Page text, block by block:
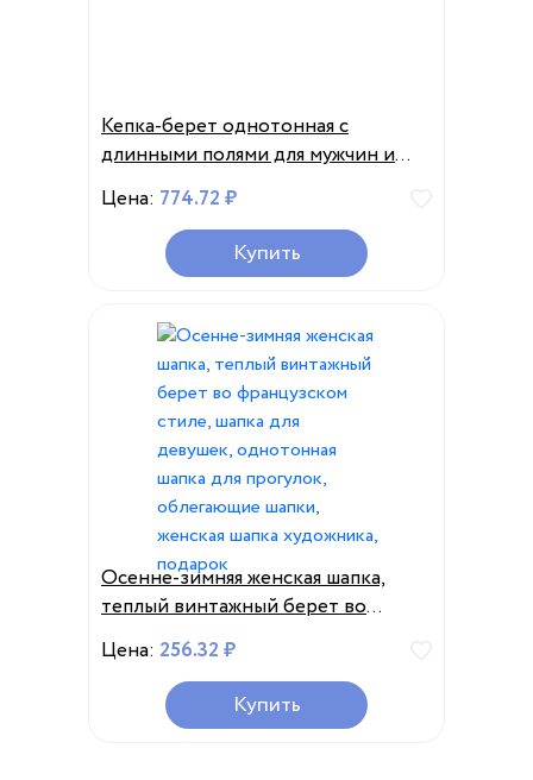
Кепка-берет однотонная с
длинными полями для мужчин и
женщин
Цена: 774.72 ₽
Купить
Осенне-зимняя женская шапка,
теплый винтажный берет во
французском стиле, шапка для
девушек, однотонная шапка для
прогулок, облегающие шапки,
женская шапка художника, подарок
Цена: 256.32 ₽
Купить